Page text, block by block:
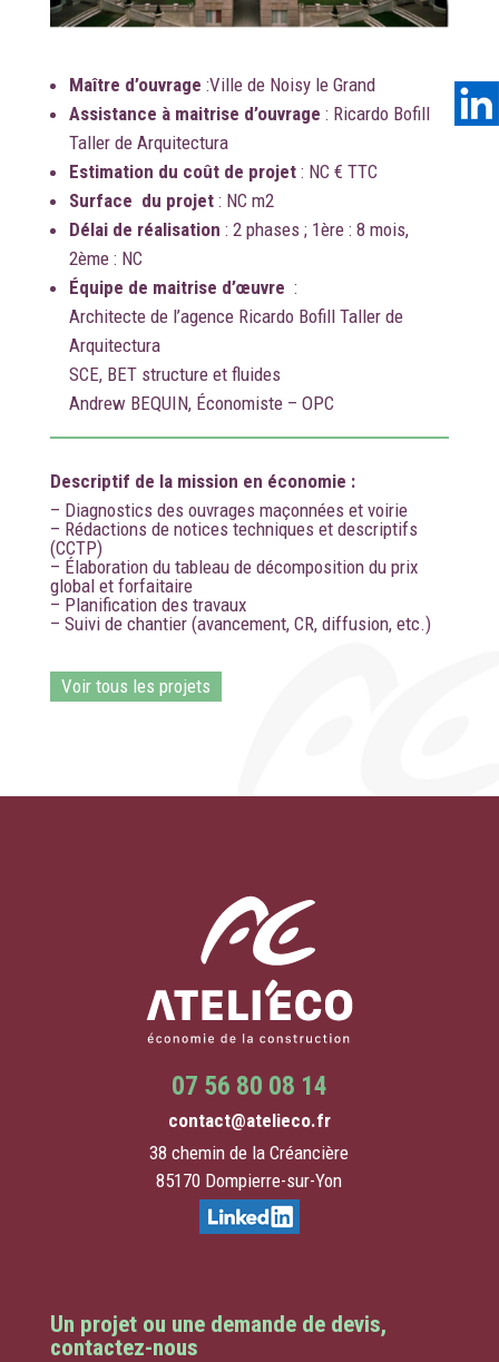
Maître d’ouvrage :Ville de Noisy le Grand
Assistance à maitrise d’ouvrage : Ricardo Bofill
Taller de Arquitectura
Estimation du coût de projet: NC € TTC
Surface du projet: NC m2
Délai de réalisation : 2 phases ; 1ère : 8 mois,
2ème : NC
Équipe de maitrise d’œuvre :
Architecte de l’agence Ricardo Bofill Taller de
Arquitectura
SCE, BET structure et fluides
Andrew BEQUIN, Économiste – OPC
Descriptif de la mission en économie :
– Diagnostics des ouvrages maçonnées et voirie
– Rédactions de notices techniques et descriptifs
(CCTP)
– Élaboration du tableau de décomposition du prix
global et forfaitaire
– Planification des travaux
– Suivi de chantier (avancement, CR, diffusion, etc.)
Voir tous les projets
07 56 80 08 14
contact@atelieco.fr
38 chemin de la Créancière
85170 Dompierre-sur-Yon
Un projet ou une demande de devis,
contactez-nous